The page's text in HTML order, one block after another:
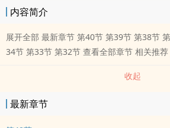
内容简介
展开全部 最新章节 第40节 第39节 第38节
34节 第33节 第32节 查看全部章节 相关推
收起
最新章节